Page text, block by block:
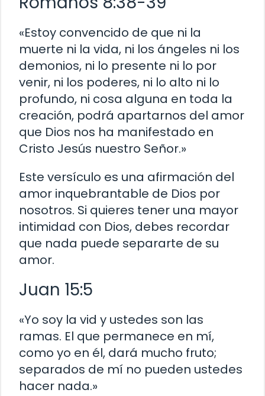
«Estoy convencido de que ni la
muerte ni la vida, ni los ángeles ni los
demonios, ni lo presente ni lo por
venir, ni los poderes, ni lo alto ni lo
profundo, ni cosa alguna en toda la
creación, podrá apartarnos del amor
que Dios nos ha manifestado en
Cristo Jesús nuestro Señor.»
Este versículo es una afirmación del
amor inquebrantable de Dios por
nosotros. Si quieres tener una mayor
intimidad con Dios, debes recordar
que nada puede separarte de su
amor.
Juan 15:5
«Yo soy la vid y ustedes son las
ramas. El que permanece en mí,
como yo en él, dará mucho fruto;
separados de mí no pueden ustedes
hacer nada.»